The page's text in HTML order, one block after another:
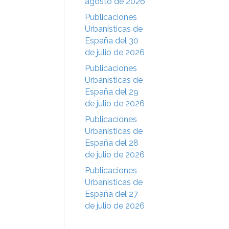
Publicaciones
Urbanísticas de
España del 30
de julio de 2026
Publicaciones
Urbanísticas de
España del 29
de julio de 2026
Publicaciones
Urbanísticas de
España del 28
de julio de 2026
Publicaciones
Urbanísticas de
España del 27
de julio de 2026